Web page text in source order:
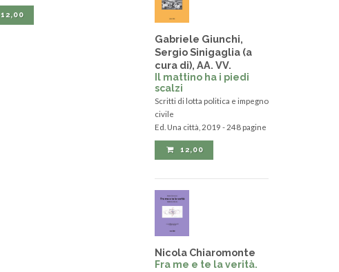
12,00
Gabriele Giunchi,
Sergio Sinigaglia (a
cura di), AA. VV.
Il mattino ha i piedi
scalzi
Scritti di lotta politica e impegno
civile
Ed. Una città, 2019 - 248 pagine
12,00
Nicola Chiaromonte
Fra me e te la verità.